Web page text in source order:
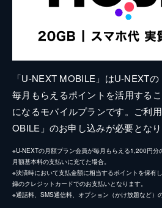
「U-NEXT MOBILE」はU-NEXT
毎月もらえるポイントを活用する
になるモバイルプランです。ご利
OBILE」のお申し込みが必要となり
※U-NEXTの月額プラン会員が毎月もらえる1,200円
月額基本料の支払いに充てた場合。
※決済時において支払金額に相当するポイントを保有
録のクレジットカードでのお支払いとなります。
※通話料、SMS通信料、オプション（かけ放題など）